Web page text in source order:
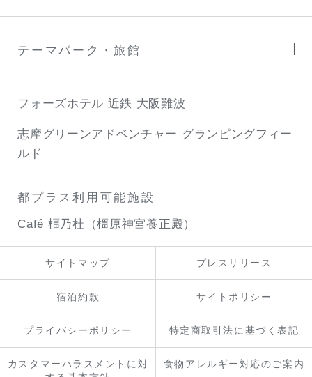
テーマパーク・旅館
フォーズホテル 近鉄 大阪難波
志摩グリーンアドベンチャー グランピングフィー
ルド
都プラス利用可能施設
Café 橿乃杜（橿原神宮養正殿）
サイトマップ プレスリリース
宿泊約款 サイトポリシー
プライバシーポリシー 特定商取引法に基づく表記
カスタマーハラスメントに対
食物アレルギー対応のご案内